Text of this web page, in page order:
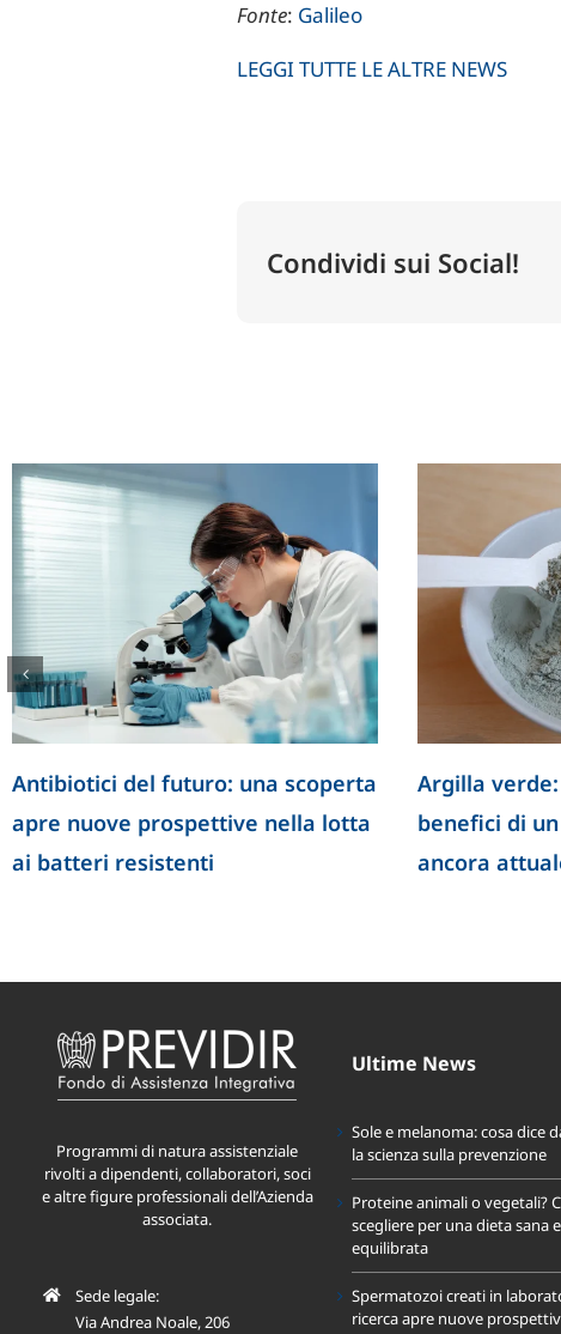
Fonte: Galileo
LEGGI TUTTE LE ALTRE NEWS
Condividi sui Social!
Antibiotici del futuro: una scoperta
apre nuove prospettive nella lotta
ai batteri resistenti
Argilla
benefici di
ancora
Programmi di natura assistenziale
rivolti a dipendenti, collaboratori, soci
e altre figure professionali dell’Azienda
associata.
Sede legale:
Via Andrea Noale, 206
Ultime News
Sole e melanoma: cosa dice
la scienza sulla prevenzione
Proteine animali o vegetali?
scegliere per una dieta sana
equilibrata
Spermatozoi creati in
ricerca apre nuove